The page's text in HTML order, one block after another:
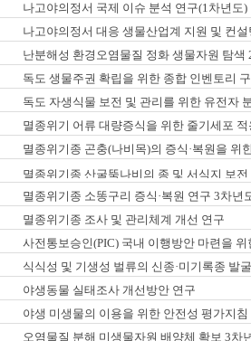
나고야의정서 국제 이슈 분석 연구(1차년도)
나고야의정서 대응 생물산업계 지원 및 컨
난분해성 환경오염물질 정화 생물자원 탐색
독도 생물주권 확립을 위한 종합 인벤토리
독도 자생식물 보전 및 관리를 위한 유전자
멸종위기 어류 대량증식을 위한 줄기세포
멸종위기종 곤충(나비목)의 증식·복원을 위
멸종위기종 산굴뚝나비의 종 및 서식지 보
멸종위기종 소똥구리 증식·복원 연구 3차년
멸종위기종 조사 및 관리체계 개선 연구
사전통보승인(PIC) 국내 이행방안 마련을
식식성 및 기생성 벌류의 신종·미기록종 발굴
야생동물 실태조사 개선방안 연구
야생 미생물의 이용을 위한 안전성 평가지침
오염물질 분해 미생물자원 배양체 확보 3차